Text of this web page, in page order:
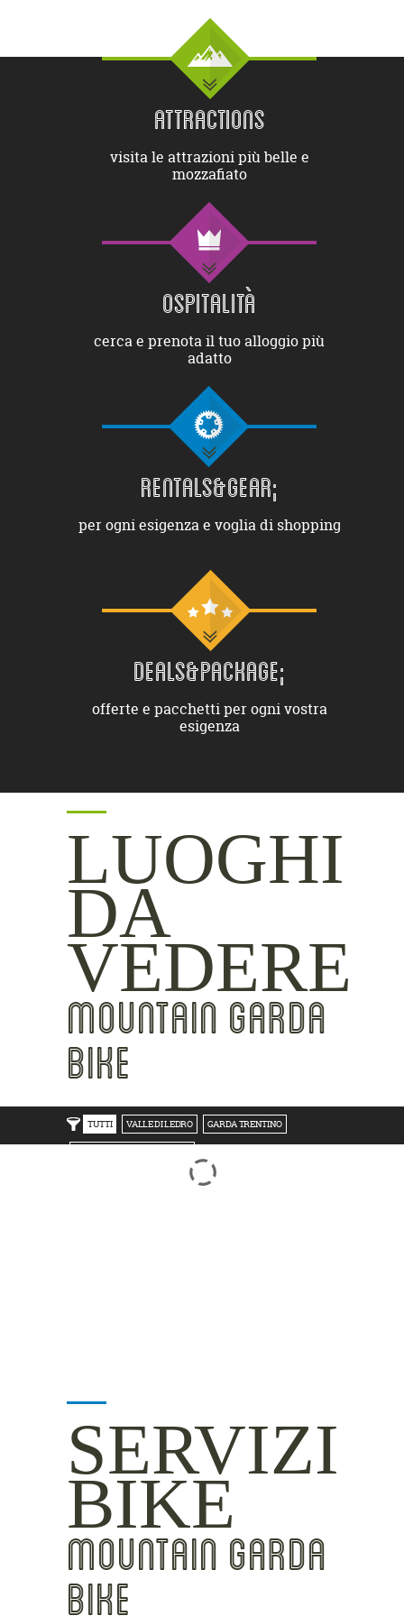
ATTRACTIONS
visita le attrazioni più belle e
mozzafiato
OSPITALITÀ
cerca e prenota il tuo alloggio più
adatto
RENTALS&GEAR;
per ogni esigenza e voglia di shopping
DEALS&PACKAGE;
offerte e pacchetti per ogni vostra
esigenza
LUOGHI
DA
VEDERE
MOUNTAIN GARDA
BIKE
TUTTI VALLE DI LEDRO GARDA TRENTINO
ROVERETO M.BALDO V/GRESTA
SERVIZI
BIKE
MOUNTAIN GARDA
BIKE